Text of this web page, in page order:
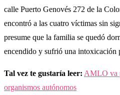
calle Puerto Genovés 272 de la
encontró a las cuatro víctimas sin
presume que la familia se quedó
encendido y sufrió una intoxicación
Tal vez te gustaría leer: AMLO va
organismos autónomos